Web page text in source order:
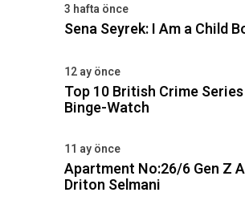
3 hafta önce
Sena Seyrek: I Am a Child
12 ay önce
Top 10 British Crime
Binge-Watch
11 ay önce
Apartment No:26/6 Gen Z
Driton Selmani